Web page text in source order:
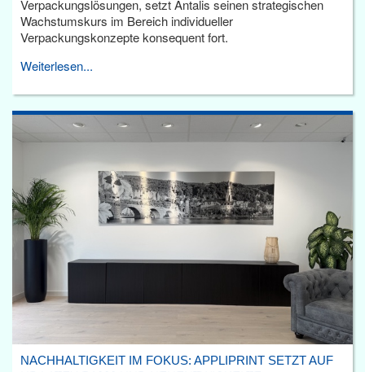
Verpackungslösungen, setzt Antalis seinen strategischen
Wachstumskurs im Bereich individueller
Verpackungskonzepte konsequent fort.
Weiterlesen...
NACHHALTIGKEIT IM FOKUS: APPLIPRINT SETZT AUF